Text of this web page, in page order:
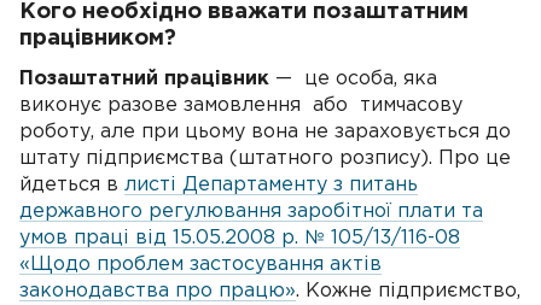
Кого необхідно вважати позаштатним
працівником?
Позаштатний працівник — це особа, яка
виконує разове замовлення або тимчасову
роботу, але при цьому вона не зараховується до
штату підприємства (штатного розпису). Про це
йдеться в листі Департаменту з питань
державного регулювання заробітної плати та
умов праці від 15.05.2008 р. № 105/13/116-08
«Щодо проблем застосування актів
законодавства про працю». Кожне підприємство,